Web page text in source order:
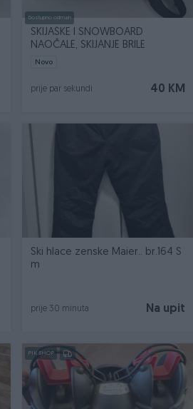
Dostupno odmah
SKIJAŠKE I SNOWBOARD
NAOČALE, SKIJANJE BRILE
Novo
40 KM
prije par sekundi
Ski hlace zenske Maier.. br.164 S
m
Na upit
prije 30 minuta
PIK SHOP